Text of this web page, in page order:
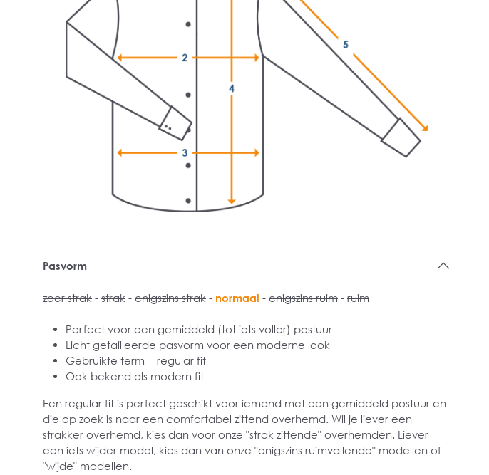
Pasvorm
zeer strak - strak - enigszins strak - normaal - enigszins ruim - ruim
Perfect voor een gemiddeld (tot iets voller) postuur
Licht getailleerde pasvorm voor een moderne look
Gebruikte term = regular fit
Ook bekend als modern fit
Een regular fit is perfect geschikt voor iemand met een gemiddeld postuur en
die op zoek is naar een comfortabel zittend overhemd. Wil je liever een
strakker overhemd, kies dan voor onze "strak zittende" overhemden. Liever
een iets wijder model, kies dan van onze "enigszins ruimvallende" modellen of
"wijde" modellen.